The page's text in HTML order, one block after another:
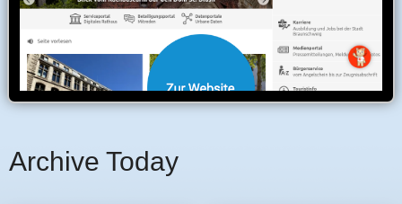
Archive Today